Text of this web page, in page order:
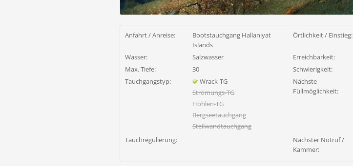
Anfahrt / Anreise:
Bootstauchgang Hallaniyat
Islands
Örtlichkeit / Einstieg:
Wasser: Salzwasser Erreichbarkeit:
Max. Tiefe:
30 Schwierigkeit:
Tauchgangstyp:
Wrack-TG
Strömungs-TG
Höhlen-TG
Bergseetauchgang
Steilwandtauchgang
Nächste
Füllmöglichkeit:
Tauchregulierung:
Nächster Notruf /
Kammer: